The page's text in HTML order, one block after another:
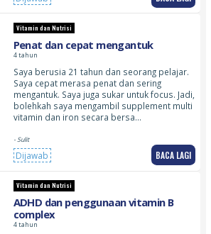
Vitamin dan Nutrisi
Penat dan cepat mengantuk
4 tahun
Saya berusia 21 tahun dan seorang pelajar.
Saya cepat merasa penat dan sering
mengantuk. Saya juga sukar untuk focus. Jadi,
bolehkah saya mengambil supplement multi
vitamin dan iron secara bersa…
- Sulit
Dijawab BACA LAGI
Vitamin dan Nutrisi
ADHD dan penggunaan vitamin B
complex
4 tahun